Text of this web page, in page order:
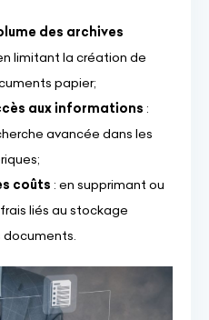
des archives
limitant la création de
papier;
aux informations :
avancée dans les
coûts : en supprimant ou
liés au stockage
documents.